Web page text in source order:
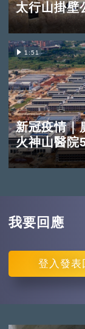
太行山掛壁
1:51
新冠疫情｜
火神山醫院
我要回應
登入 發表